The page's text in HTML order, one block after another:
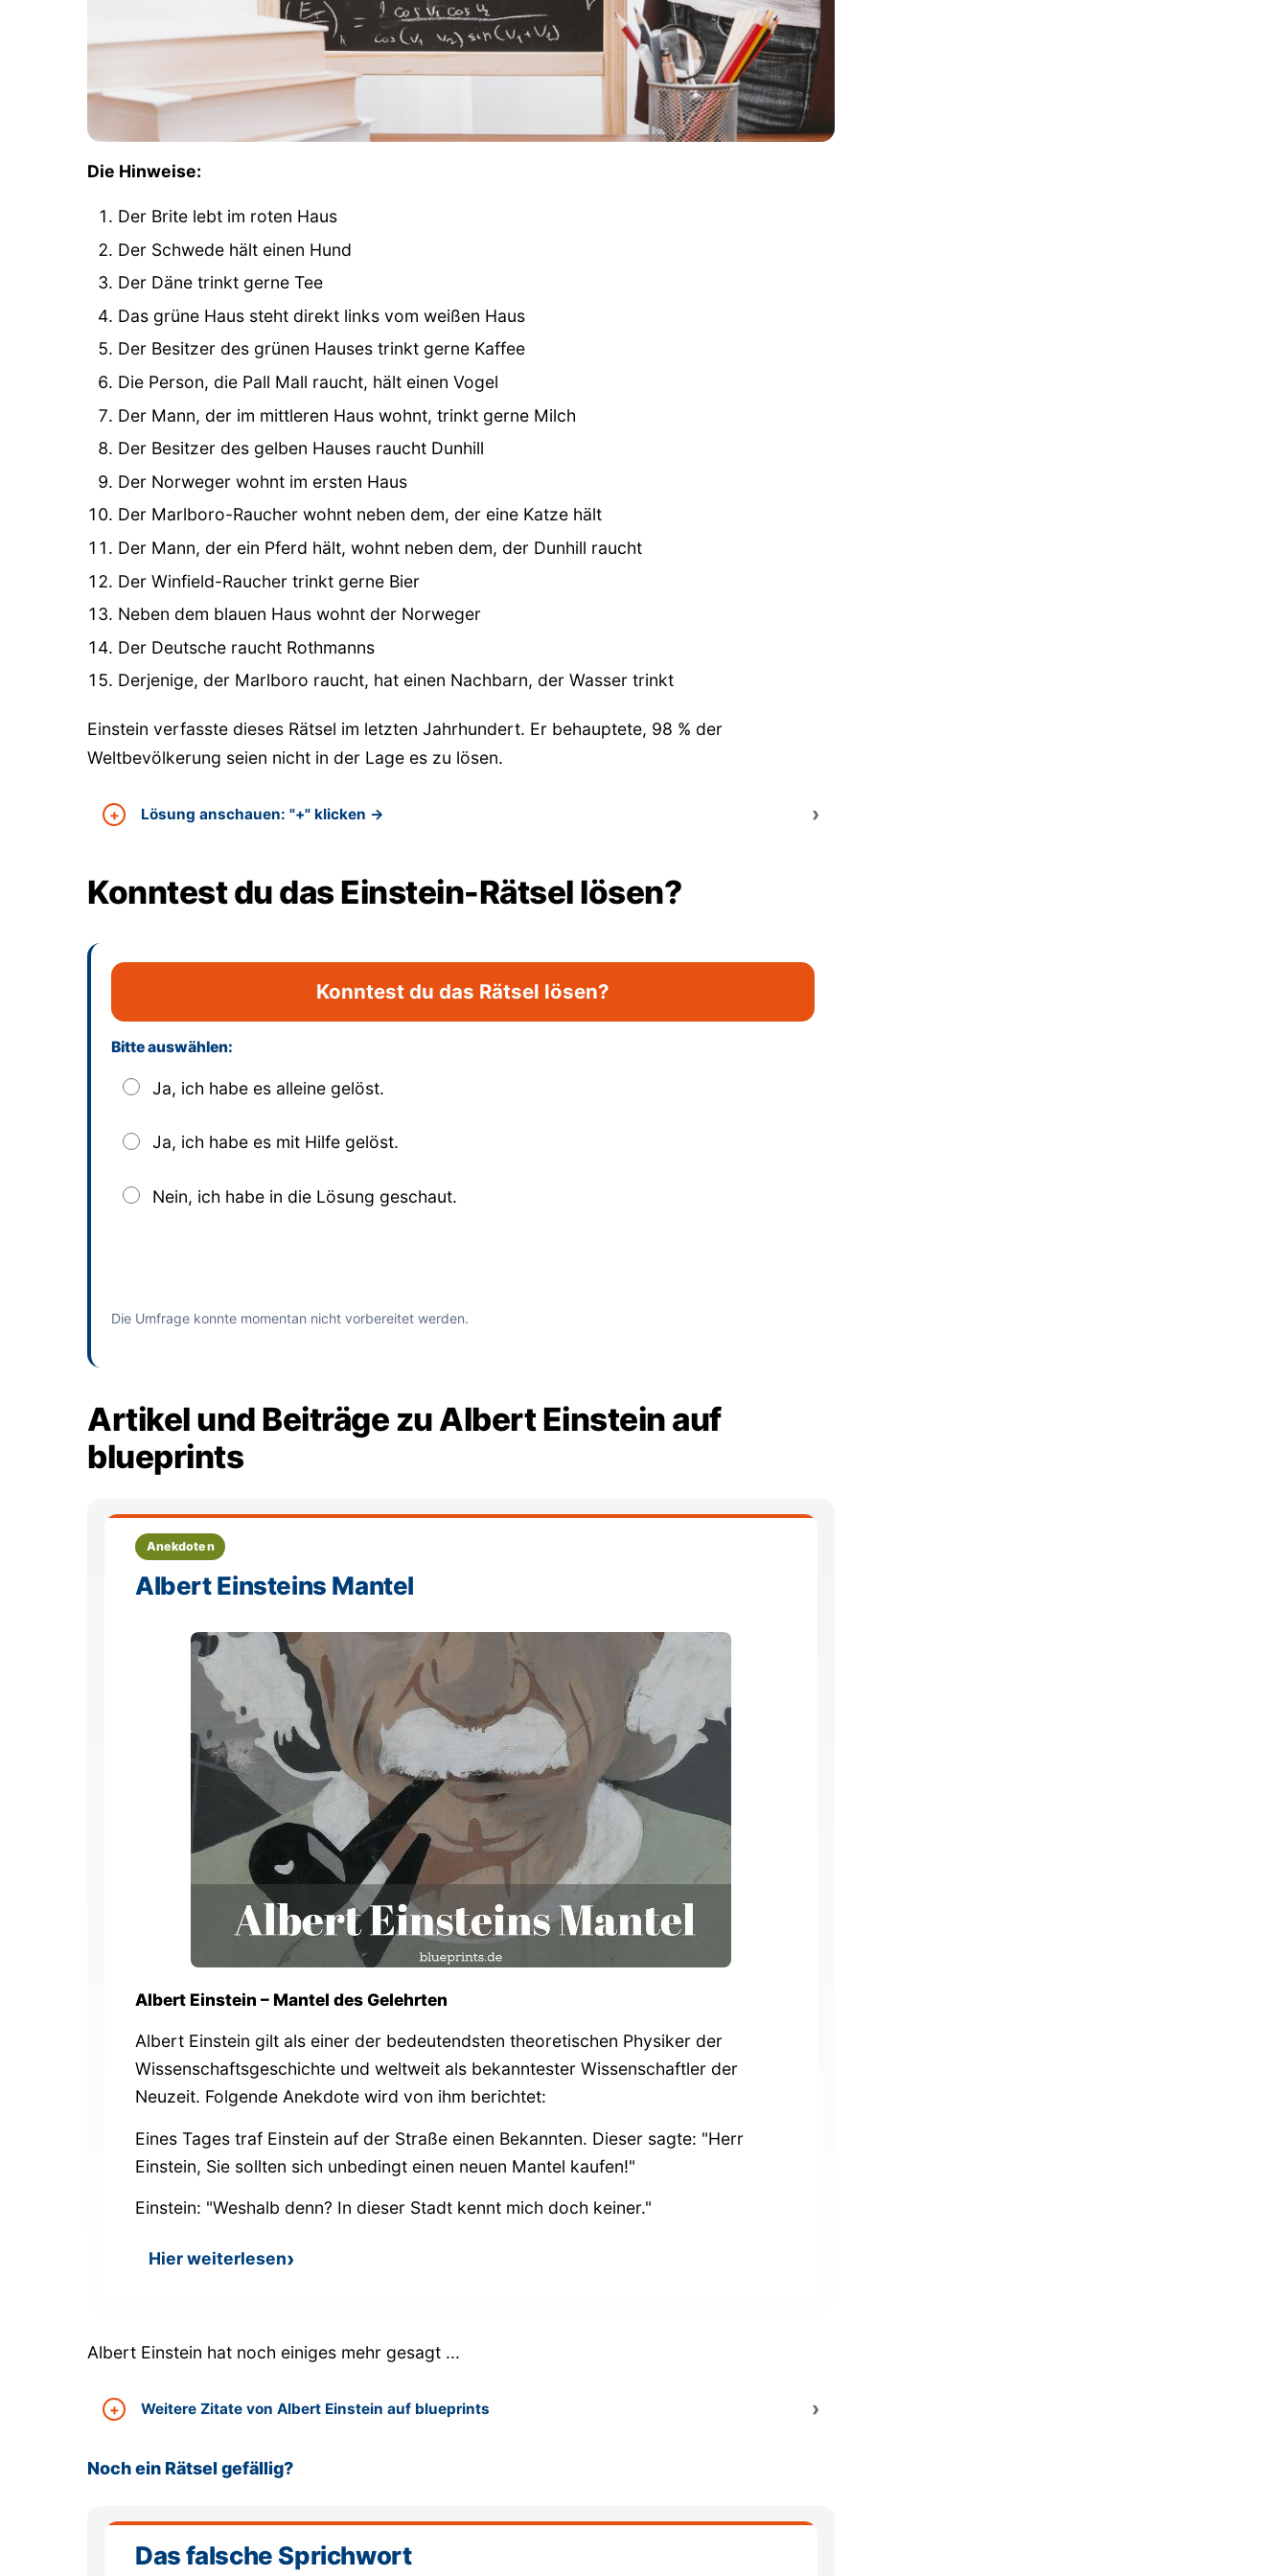
Die Hinweise:
Der Brite lebt im roten Haus
Der Schwede hält einen Hund
Der Däne trinkt gerne Tee
Das grüne Haus steht direkt links vom weißen Haus
Der Besitzer des grünen Hauses trinkt gerne Kaffee
Die Person, die Pall Mall raucht, hält einen Vogel
Der Mann, der im mittleren Haus wohnt, trinkt gerne Milch
Der Besitzer des gelben Hauses raucht Dunhill
Der Norweger wohnt im ersten Haus
Der Marlboro-Raucher wohnt neben dem, der eine Katze hält
Der Mann, der ein Pferd hält, wohnt neben dem, der Dunhill raucht
Der Winfield-Raucher trinkt gerne Bier
Neben dem blauen Haus wohnt der Norweger
Der Deutsche raucht Rothmanns
Derjenige, der Marlboro raucht, hat einen Nachbarn, der Wasser trinkt
Einstein verfasste dieses Rätsel im letzten Jahrhundert. Er behauptete, 98 % der
Weltbevölkerung seien nicht in der Lage es zu lösen.
Lösung anschauen: "+" klicken →
Konntest du das Einstein-Rätsel lösen?
Konntest du das Rätsel lösen?
Dieses Feld bitte leer lassen
Bitte auswählen:
Ja, ich habe es alleine gelöst.
Ja, ich habe es mit Hilfe gelöst.
Nein, ich habe in die Lösung geschaut.
Die Umfrage konnte momentan nicht vorbereitet werden.
Artikel und Beiträge zu Albert Einstein auf
blueprints
Anekdoten
Albert Einsteins Mantel
Albert Einstein – Mantel des Gelehrten
Albert Einstein gilt als einer der bedeutendsten theoretischen Physiker der
Wissenschaftsgeschichte und weltweit als bekanntester Wissenschaftler der
Neuzeit. Folgende Anekdote wird von ihm berichtet:
Eines Tages traf Einstein auf der Straße einen Bekannten. Dieser sagte: "Herr
Einstein, Sie sollten sich unbedingt einen neuen Mantel kaufen!"
Einstein: "Weshalb denn? In dieser Stadt kennt mich doch keiner."
Hier weiterlesen: Albert Einsteins Mantel
Albert Einstein hat noch einiges mehr gesagt ...
Weitere Zitate von Albert Einstein auf blueprints
Noch ein Rätsel gefällig?
Das falsche Sprichwort